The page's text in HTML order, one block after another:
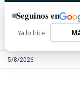
5/8/2026
Seguinos en
Ya lo hice